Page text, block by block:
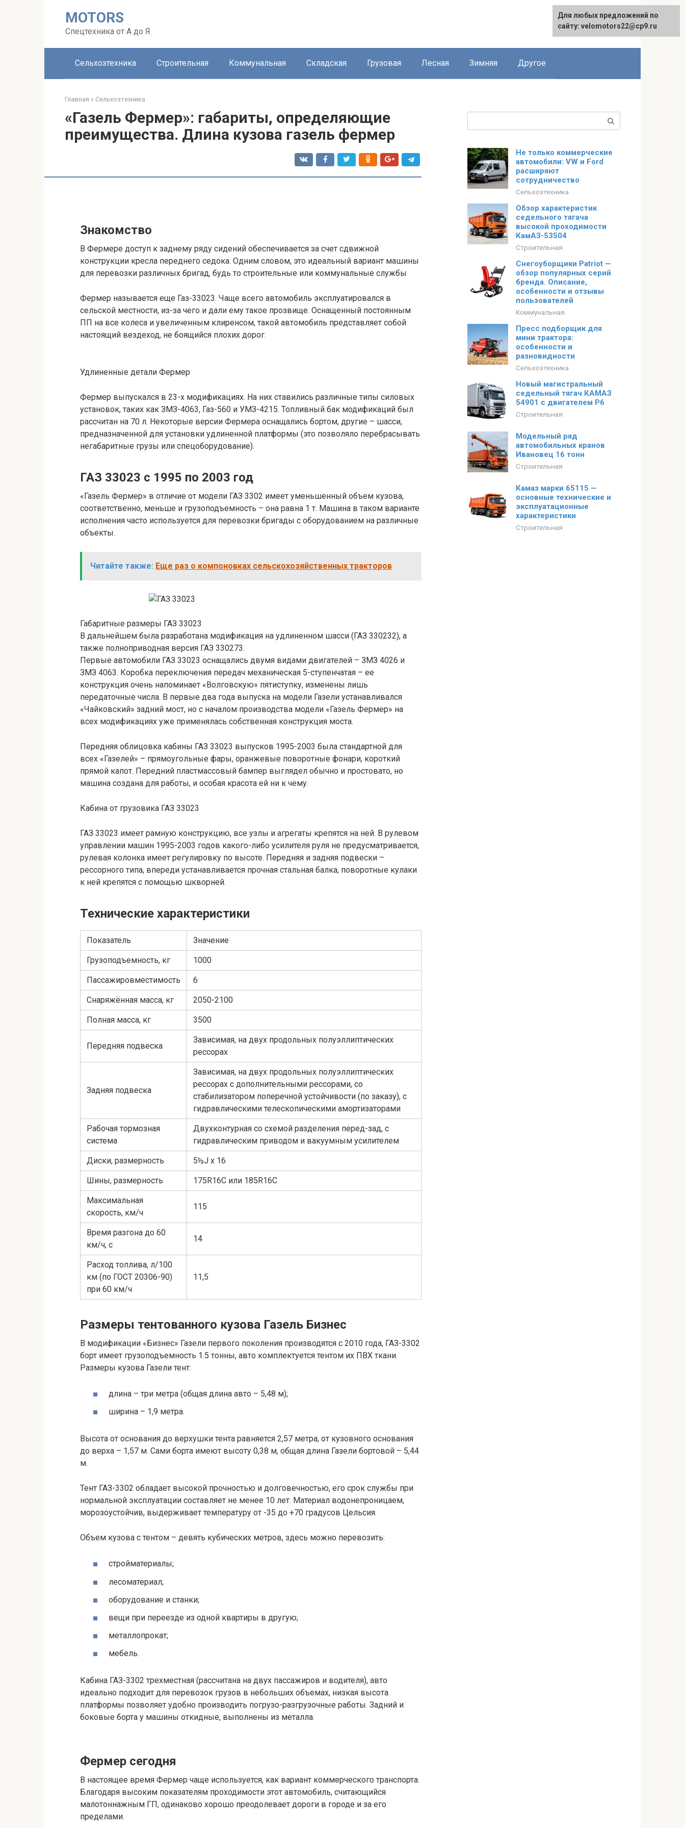
MOTORS
Спецтехника от А до Я
Сельхозтехника Строительная Коммунальная Складская Грузовая Лесная Зимняя Другое
Главная » Сельхозтехника
«Газель Фермер»: габариты, определяющие
преимущества. Длина кузова газель фермер
Знакомство
В Фермере доступ к заднему ряду сидений обеспечивается за счет сдвижной
конструкции кресла переднего седока. Одним словом, это идеальный вариант машины
для перевозки различных бригад, будь то строительные или коммунальные службы
Фермер называется еще Газ-33023. Чаще всего автомобиль эксплуатировался в
сельской местности, из-за чего и дали ему такое прозвище. Оснащенный постоянным
ПП на все колеса и увеличенным клиренсом, такой автомобиль представляет собой
настоящий вездеход, не боящийся плохих дорог.
Удлиненные детали Фермер
Фермер выпускался в 23-х модификациях. На них ставились различные типы силовых
установок, таких как ЗМЗ-4063, Газ-560 и УМЗ-4215. Топливный бак модификаций был
рассчитан на 70 л. Некоторые версии Фермера оснащались бортом, другие – шасси,
предназначенной для установки удлиненной платформы (это позволяло перебрасывать
негабаритные грузы или спецоборудование).
ГАЗ 33023 с 1995 по 2003 год
«Газель Фермер» в отличие от модели ГАЗ 3302 имеет уменьшенный объем кузова,
соответственно, меньше и грузоподъемность – она равна 1 т. Машина в таком варианте
исполнения часто используется для перевозки бригады с оборудованием на различные
объекты.
Читайте также: Еще раз о компоновках сельскохозяйственных тракторов
Габаритные размеры ГАЗ 33023
В дальнейшем была разработана модификация на удлиненном шасси (ГАЗ 330232), а
также полноприводная версия ГАЗ 330273.
Первые автомобили ГАЗ 33023 оснащались двумя видами двигателей – ЗМЗ 4026 и
ЗМЗ 4063. Коробка переключения передач механическая 5-ступенчатая – ее
конструкция очень напоминает «Волговскую» пятиступку, изменены лишь
передаточные числа. В первые два года выпуска на модели Газели устанавливался
«Чайковский» задний мост, но с началом производства модели «Газель Фермер» на
всех модификациях уже применялась собственная конструкция моста.
Передняя облицовка кабины ГАЗ 33023 выпусков 1995-2003 была стандартной для
всех «Газелей» – прямоугольные фары, оранжевые поворотные фонари, короткий
прямой капот. Передний пластмассовый бампер выглядел обычно и простовато, но
машина создана для работы, и особая красота ей ни к чему.
Кабина от грузовика ГАЗ 33023
ГАЗ 33023 имеет рамную конструкцию, все узлы и агрегаты крепятся на ней. В рулевом
управлении машин 1995-2003 годов какого-либо усилителя руля не предусматривается,
рулевая колонка имеет регулировку по высоте. Передняя и задняя подвески –
рессорного типа, впереди устанавливается прочная стальная балка, поворотные кулаки
к ней крепятся с помощью шкворней.
Технические характеристики
Показатель Значение
Грузоподъемность, кг 1000
Пассажировместимость 6
Снаряжённая масса, кг 2050-2100
Полная масса, кг 3500
Передняя подвеска
Зависимая, на двух продольных полуэллиптических
рессорах
Задняя подвеска
Зависимая, на двух продольных полуэллиптических
рессорах с дополнительными рессорами, со
стабилизатором поперечной устойчивости (по заказу), с
гидравлическими телескопическими амортизаторами
Рабочая тормозная
система
Двухконтурная со схемой разделения перед-зад, с
гидравлическим приводом и вакуумным усилителем
Диски, размерность 5½J x 16
Шины, размерность 175R16C или 185R16C
Максимальная
скорость, км/ч
115
Время разгона до 60
км/ч, с
14
Расход топлива, л/100
км (по ГОСТ 20306-90)
при 60 км/ч
11,5
Размеры тентованного кузова Газель Бизнес
В модификации «Бизнес» Газели первого поколения производятся с 2010 года, ГАЗ-3302
борт имеет грузоподъемность 1.5 тонны, авто комплектуется тентом их ПВХ ткани.
Размеры кузова Газели тент:
длина – три метра (общая длина авто – 5,48 м);
ширина – 1,9 метра.
Высота от основания до верхушки тента равняется 2,57 метра, от кузовного основания
до верха – 1,57 м. Сами борта имеют высоту 0,38 м, общая длина Газели бортовой – 5,44
м.
Тент ГАЗ-3302 обладает высокой прочностью и долговечностью, его срок службы при
нормальной эксплуатации составляет не менее 10 лет. Материал водонепроницаем,
морозоустойчив, выдерживает температуру от -35 до +70 градусов Цельсия.
Объем кузова с тентом – девять кубических метров, здесь можно перевозить:
стройматериалы;
лесоматериал;
оборудование и станки;
вещи при переезде из одной квартиры в другую;
металлопрокат;
мебель.
Кабина ГАЗ-3302 трехместная (рассчитана на двух пассажиров и водителя), авто
идеально подходит для перевозок грузов в небольших объемах, низкая высота
платформы позволяет удобно производить погрузо-разгрузочные работы. Задний и
боковые борта у машины откидные, выполнены из металла.
Фермер сегодня
В настоящее время Фермер чаще используется, как вариант коммерческого транспорта.
Благодаря высоким показателям проходимости этот автомобиль, считающийся
малотоннажным ГП, одинаково хорошо преодолевает дороги в городе и за его
пределами.
Не только коммерческие
автомобили: VW и Ford
расширяют
сотрудничество
Сельхозтехника
Обзор характеристик
седельного тягача
высокой проходимости
КамАЗ-53504
Строительная
Снегоуборщики Patriot —
обзор популярных серий
бренда. Описание,
особенности и отзывы
пользователей
Коммунальная
Пресс подборщик для
мини трактора:
особенности и
разновидности
Сельхозтехника
Новый магистральный
седельный тягач КАМАЗ
54901 с двигателем P6
Строительная
Модельный ряд
автомобильных кранов
Ивановец 16 тонн
Строительная
Камаз марки 65115 —
основные технические и
эксплуатационные
характеристики
Строительная
Для любых предложений по
сайту: velomotors22@cp9.ru